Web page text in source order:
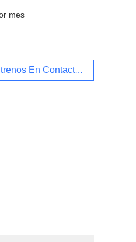
mes
En Contacto Con